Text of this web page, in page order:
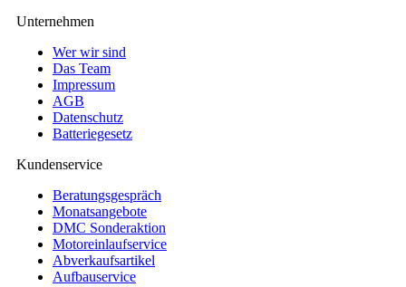
Unternehmen
Wer wir sind
Das Team
Impressum
AGB
Datenschutz
Batteriegesetz
Kundenservice
Beratungsgespräch
Monatsangebote
DMC Sonderaktion
Motoreinlaufservice
Abverkaufsartikel
Aufbauservice